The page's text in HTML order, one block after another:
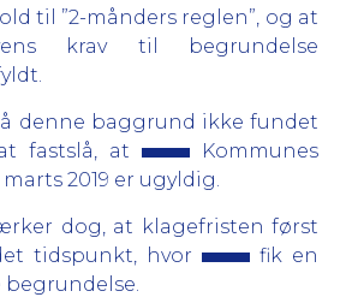
til ”2-månders reglen”, og at
krav til begrundelse
denne baggrund ikke fundet
fastslå, at
Kommunes
2019 er ugyldig.
dog, at klagefristen først
tidspunkt, hvor
fik en